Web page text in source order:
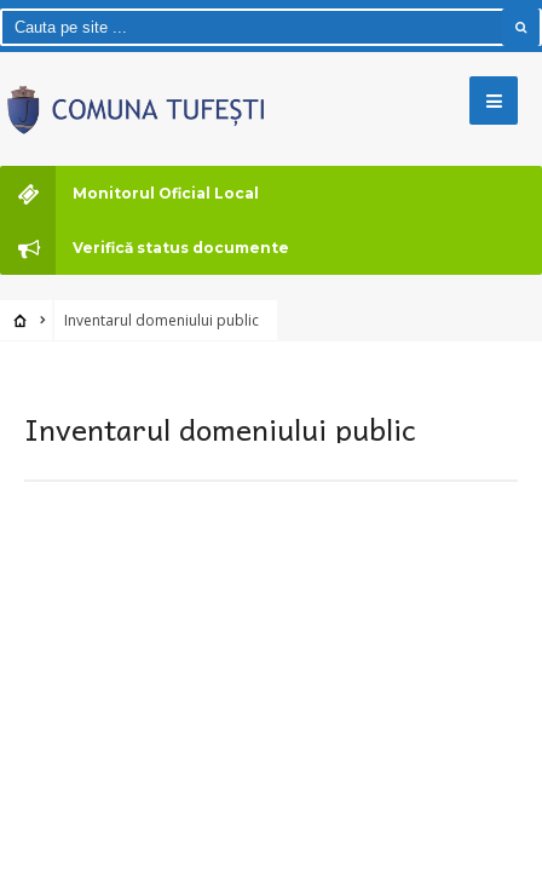
Monitorul Oficial Local
Verifică status documente
Inventarul domeniului public
Inventarul domeniului public